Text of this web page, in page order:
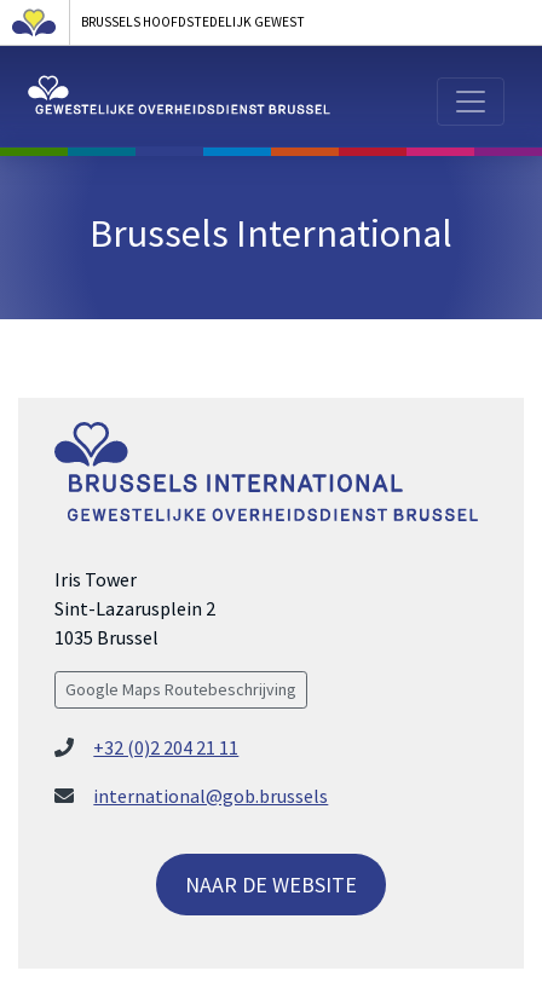
BRUSSELS HOOFDSTEDELIJK GEWEST
Brussels International
Iris Tower
Sint-Lazarusplein 2
1035 Brussel
Google Maps Routebeschrijving
+32 (0)2 204 21 11
international@gob.brussels
NAAR DE WEBSITE